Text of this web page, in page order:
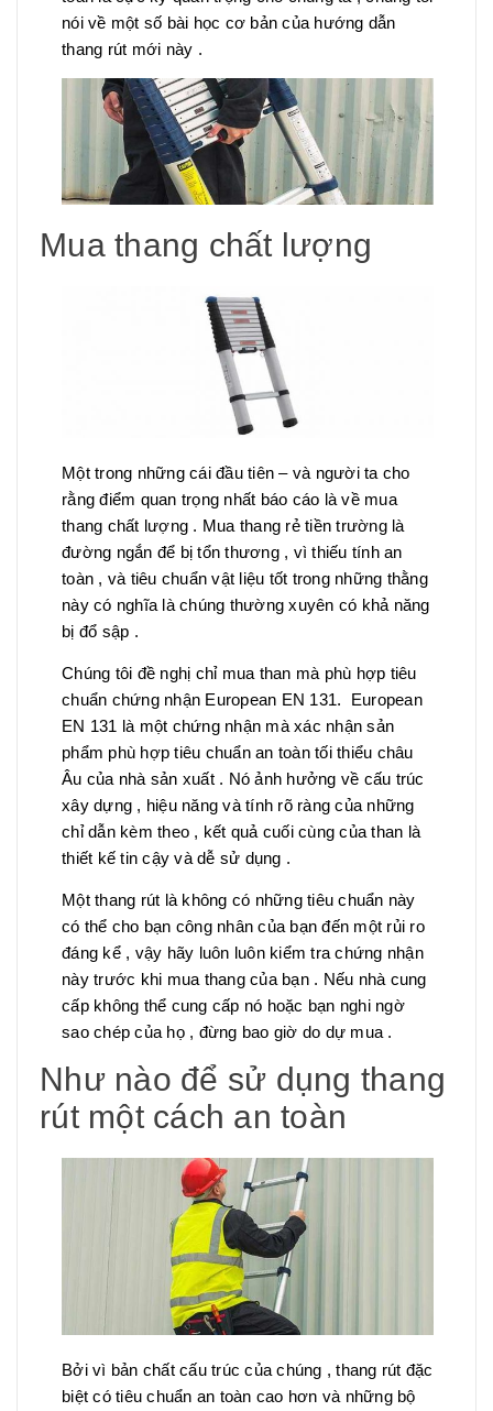
nói về một số bài học cơ bản của hướng dẫn
thang rút mới này .
Mua thang chất lượng
Một trong những cái đầu tiên – và người ta cho
rằng điểm quan trọng nhất báo cáo là về mua
thang chất lượng . Mua thang rẻ tiền trường là
đường ngắn để bị tổn thương , vì thiếu tính an
toàn , và tiêu chuẩn vật liệu tốt trong những thằng
này có nghĩa là chúng thường xuyên có khả năng
bị đổ sập .
Chúng tôi đề nghị chỉ mua than mà phù hợp tiêu
chuẩn chứng nhận European EN 131. European
EN 131 là một chứng nhận mà xác nhận sản
phẩm phù hợp tiêu chuẩn an toàn tối thiểu châu
Âu của nhà sản xuất . Nó ảnh hưởng về cấu trúc
xây dựng , hiệu năng và tính rõ ràng của những
chỉ dẫn kèm theo , kết quả cuối cùng của than là
thiết kế tin cậy và dễ sử dụng .
Một thang rút là không có những tiêu chuẩn này
có thể cho bạn công nhân của bạn đến một rủi ro
đáng kể , vậy hãy luôn luôn kiểm tra chứng nhận
này trước khi mua thang của bạn . Nếu nhà cung
cấp không thể cung cấp nó hoặc bạn nghi ngờ
sao chép của họ , đừng bao giờ do dự mua .
Như nào để sử dụng thang
rút một cách an toàn
Bởi vì bản chất cấu trúc của chúng , thang rút đặc
biệt có tiêu chuẩn an toàn cao hơn và những bộ